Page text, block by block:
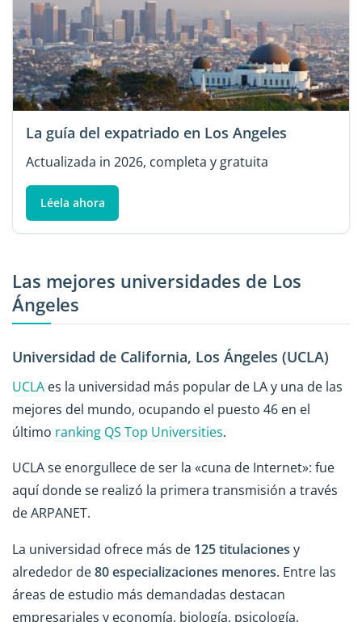
La guía del expatriado en Los Angeles
Actualizada in 2026, completa y gratuita
Léela ahora
Las mejores universidades de Los
Ángeles
Universidad de California, Los Ángeles (UCLA)
UCLA es la universidad más popular de LA y una de las
mejores del mundo, ocupando el puesto 46 en el
último ranking QS Top Universities.
UCLA se enorgullece de ser la «cuna de Internet»: fue
aquí donde se realizó la primera transmisión a través
de ARPANET.
La universidad ofrece más de 125 titulaciones y
alrededor de80 especializaciones menores. Entre las
áreas de estudio más demandadas destacan
empresariales y economía, biología, psicología,